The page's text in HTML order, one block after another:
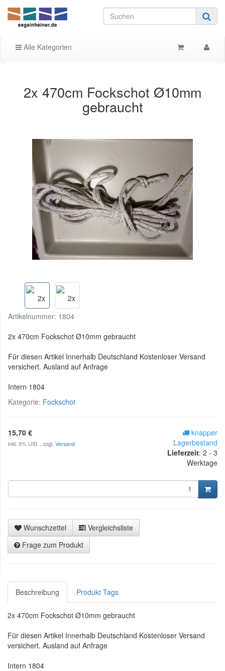
Alle Kategorien
2x 470cm Fockschot Ø10mm
gebraucht
Artikelnummer: 1804
2x 470cm Fockschot Ø10mm gebraucht
Für diesen Artikel Innerhalb Deutschland Kostenloser Versand
versichert. Ausland auf Anfrage
Intern 1804
Kategorie: Fockschot
15,70 €
inkl. 0% USt. , zzgl. Versand
knapper
Lagerbestand
Lieferzeit: 2 - 3
Werktage
Wunschzettel
Vergleichsliste
Frage zum Produkt
Beschreibung Produkt Tags
2x 470cm Fockschot Ø10mm gebraucht
Für diesen Artikel Innerhalb Deutschland Kostenloser Versand
versichert. Ausland auf Anfrage
Intern 1804